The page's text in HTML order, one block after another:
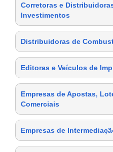
Corretoras e
Investimentos
Distribuidoras de
Editoras e Veículos de
Empresas de Apostas,
Comerciais
Empresas de